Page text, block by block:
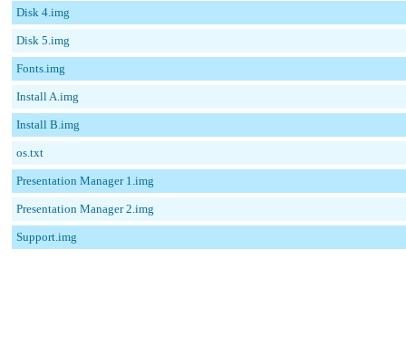
Disk 4.img
Disk 5.img
Fonts.img
Install A.img
Install B.img
os.txt
Presentation Manager 1.img
Presentation Manager 2.img
Support.img